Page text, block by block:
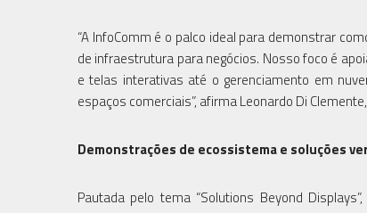
“A InfoComm é o palco ideal para demonstrar
de infraestrutura para negócios. Nosso foco é
e telas interativas até o gerenciamento em
espaços comerciais”, afirma Leonardo Di
Demonstrações de ecossistema e soluções
Pautada pelo tema “Solutions Beyond